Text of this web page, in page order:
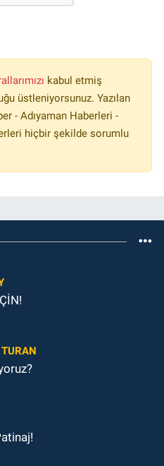
kabul etmiş
üstleniyorsunuz. Yazılan
- Adıyaman Haberleri -
hiçbir şekilde sorumlu